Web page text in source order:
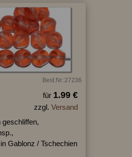
Best.Nr.:27236
für 1.99 €
zzgl. Versand
geschliffen,
Gablonz / Tschechien